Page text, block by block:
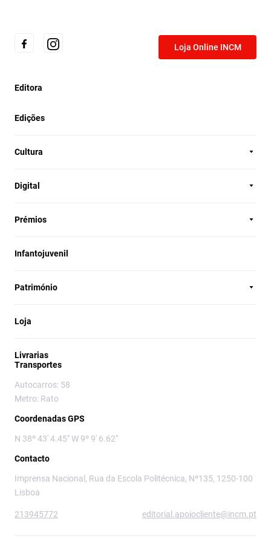
Loja Online INCM
Editora
Edições
Cultura
Digital
Prémios
Infantojuvenil
Património
Loja
Livrarias
Transportes
Autocarros: 58
Metro: Rato
Coordenadas GPS
N 38º 43' 4.45" W 9º 9' 6.62"
Contacto
Imprensa Nacional, Rua da Escola Politécnica, Nº135, 1250-100
Lisboa
213945772 editorial.apoiocliente@incm.pt